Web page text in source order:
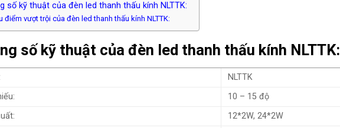
số kỹ thuật của đèn led thanh thấu kính NLTTK:
điểm vượt trội của đèn led thanh thấu kính NLTTK:
số kỹ thuật của đèn led thanh thấu kính NLTTK:
NLTTK
10 – 15 độ
12*2W, 24*2W